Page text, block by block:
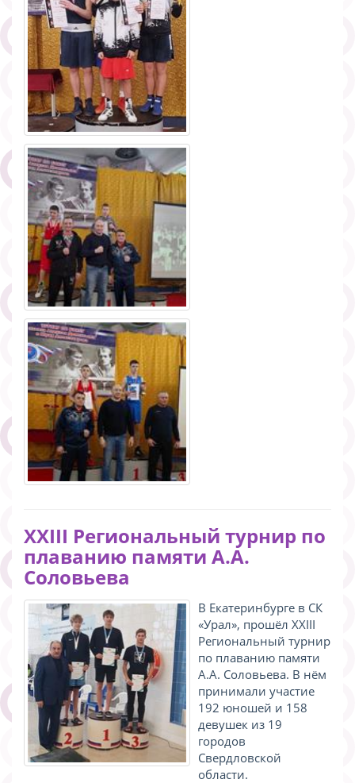
ХХIII Региональный турнир по
плаванию памяти А.А.
Соловьева
В Екатеринбурге в СК
«Урал», прошёл ХХIII
Региональный турнир
по плаванию памяти
А.А. Соловьева. В нём
принимали участие
192 юношей и 158
девушек из 19
городов
Свердловской
области.